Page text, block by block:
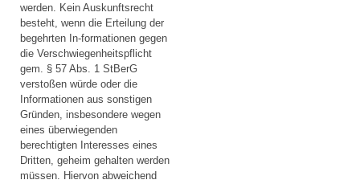
werden. Kein Auskunftsrecht
besteht, wenn die Erteilung der
begehrten In-formationen gegen
die Verschwiegenheitspflicht
gem. § 57 Abs. 1 StBerG
verstoßen würde oder die
Informationen aus sonstigen
Gründen, insbesondere wegen
eines überwiegenden
berechtigten Interesses eines
Dritten, geheim gehalten werden
müssen. Hiervon abweichend